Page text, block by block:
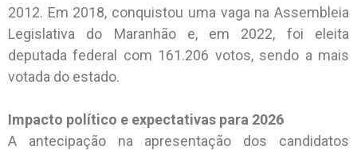
2012. Em 2018, conquistou uma vaga na Assembleia
Legislativa do Maranhão e, em 2022, foi eleita
deputada federal com 161.206 votos, sendo a mais
votada do estado.
Impacto político e expectativas para 2026
A antecipação na apresentação dos candidatos